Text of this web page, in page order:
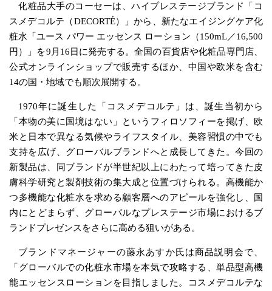
化粧品大手のコーセーは、ハイプレステージブランド「コ
スメデコルテ（DECORTÉ）」から、新たなエイジングケア化
粧水「ユース パワー エッセンス ローション（150mL／16,500
円）」を9月16日に発売する。全国の百貨店や化粧品専門店、
公式オンラインショップで販売するほか、中国や欧米を含む
14の国・地域でも順次展開する。
1970年に誕生した「コスメデコルテ」は、誕生当初から
「本物の美に国境はない」というフィロソフィーを掲げ、欧
米と日本で異なる気候やライフスタイル、美容習慣の中でも
支持を広げ、グローバルブランドへと成長してきた。今回の
新製品は、同ブランドが半世紀以上にわたって培ってきた皮
膚科学研究と製剤技術の集大成と位置づけられる。高機能か
つ多機能な化粧水を求める顧客層へのアピールを強化し、国
内にとどまらず、グローバルなプレステージ市場におけるブ
ランドプレゼンスをさらに高める狙いがある。
ブランドマネージャーの藤永あすか氏は商品説明会で、
「グローバルでの化粧水市場を本気で攻略する、単品型高機
能エッセンスローションを目指しました。コスメデコルテな